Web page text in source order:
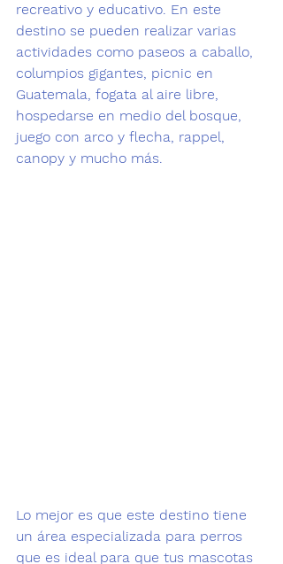
recreativo y educativo. En este
destino se pueden realizar varias
actividades como paseos a caballo,
columpios gigantes, picnic en
Guatemala, fogata al aire libre,
hospedarse en medio del bosque,
juego con arco y flecha, rappel,
canopy y mucho más.
Lo mejor es que este destino tiene
un área especializada para perros
que es ideal para que tus mascotas